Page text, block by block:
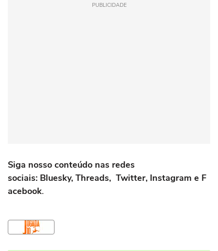
PUBLICIDADE
Siga nosso conteúdo nas redes
sociais: Bluesky, Threads, Twitter, Instagram e F
acebook.